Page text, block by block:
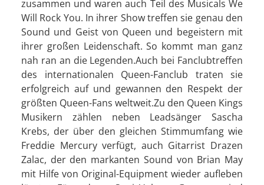
zusammen und waren auch Teil des Musicals We
Will Rock You. In ihrer Show treffen sie genau den
Sound und Geist von Queen und begeistern mit
ihrer großen Leidenschaft. So kommt man ganz
nah ran an die Legenden.Auch bei Fanclubtreffen
des internationalen Queen-Fanclub traten sie
erfolgreich auf und gewannen den Respekt der
größten Queen-Fans weltweit.Zu den Queen Kings
Musikern zählen neben Leadsänger Sascha
Krebs, der über den gleichen Stimmumfang wie
Freddie Mercury verfügt, auch Gitarrist Drazen
Zalac, der den markanten Sound von Brian May
mit Hilfe von Original-Equipment wieder aufleben